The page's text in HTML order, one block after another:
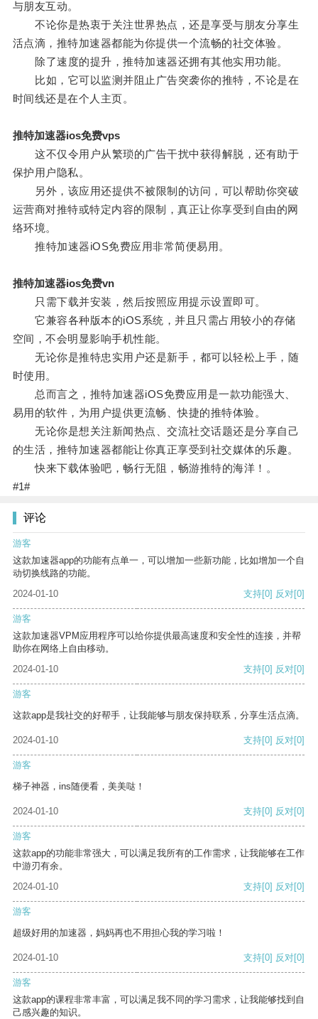
与朋友互动。
不论你是热衷于关注世界热点，还是享受与朋友分享生
活点滴，推特加速器都能为你提供一个流畅的社交体验。
除了速度的提升，推特加速器还拥有其他实用功能。
比如，它可以监测并阻止广告突袭你的推特，不论是在
时间线还是在个人主页。
推特加速器ios免费vps
这不仅令用户从繁琐的广告干扰中获得解脱，还有助于
保护用户隐私。
另外，该应用还提供不被限制的访问，可以帮助你突破
运营商对推特或特定内容的限制，真正让你享受到自由的网
络环境。
推特加速器iOS免费应用非常简便易用。
推特加速器ios免费vn
只需下载并安装，然后按照应用提示设置即可。
它兼容各种版本的iOS系统，并且只需占用较小的存储
空间，不会明显影响手机性能。
无论你是推特忠实用户还是新手，都可以轻松上手，随
时使用。
总而言之，推特加速器iOS免费应用是一款功能强大、
易用的软件，为用户提供更流畅、快捷的推特体验。
无论你是想关注新闻热点、交流社交话题还是分享自己
的生活，推特加速器都能让你真正享受到社交媒体的乐趣。
快来下载体验吧，畅行无阻，畅游推特的海洋！。
#1#
评论
游客
这款加速器app的功能有点单一，可以增加一些新功能，比如增加一个自
动切换线路的功能。
2024-01-10
支持[0] 反对[0]
游客
这款加速器VPM应用程序可以给你提供最高速度和安全性的连接，并帮
助你在网络上自由移动。
2024-01-10
支持[0] 反对[0]
游客
这款app是我社交的好帮手，让我能够与朋友保持联系，分享生活点滴。
2024-01-10 支持[0] 反对[0]
游客
梯子神器，ins随便看，美美哒！
2024-01-10 支持[0] 反对[0]
游客
这款app的功能非常强大，可以满足我所有的工作需求，让我能够在工作
中游刃有余。
2024-01-10
支持[0] 反对[0]
游客
超级好用的加速器，妈妈再也不用担心我的学习啦！
2024-01-10 支持[0] 反对[0]
游客
这款app的课程非常丰富，可以满足我不同的学习需求，让我能够找到自
己感兴趣的知识。